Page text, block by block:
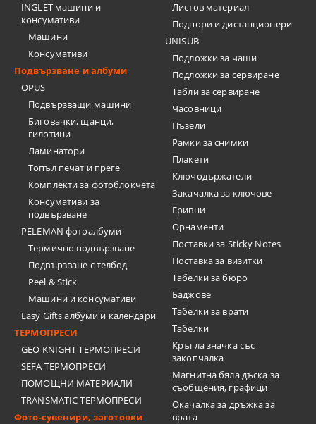
INGLET машини и
консумативи
Машини
Консумативи
Подвързване и албуми
OPUS
Подвързващи машини
Биговачки, щанци,
гилотини
Ламинатори
Топъл печат и преге
Комплекти за фотоблокчета
Консумативи за
подвързване
PELEMAN фотоалбуми
Термично подвързване
Подвързване с телбод
Peel & Stick
Машини и консумативи
Easy Gifts албуми и календари
ТЕРМОПРЕСИ
GEO KNIGHT ТЕРМОПРЕСИ
SEFA ТЕРМОПРЕСИ
ПОМОЩНИ МАТЕРИАЛИ
TRANSMATIC ТЕРМОПРЕСИ
Фото-сувенири, заготовки
Листов материал
Подпори и дистанционери
UNISUB
Подложки за чаши
Подложки за сервиране
Табли за сервиране
Часовници
Пъзели
Рамки за снимки
Плакети
Ключодържатели
Закачалка за ключове
Гривни
Орнаменти
Поставки за Sticky Notes
Поставка за визитки
Tабелки за бюро
Баджове
Табелки за врати
Табелки
Кръгла значка със
закопчалка
Магнитна бяла дъска за
съобщения, графици
Окачалка за дръжка за
врата